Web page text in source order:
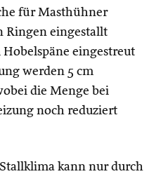
für Masthühner
Ringen eingestallt
eingestreut
werden 5 cm
die Menge bei
noch reduziert
kann nur durch